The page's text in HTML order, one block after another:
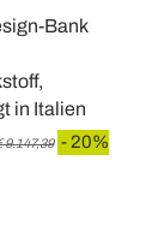
Bank
in Italien
9.147,39 - 20%